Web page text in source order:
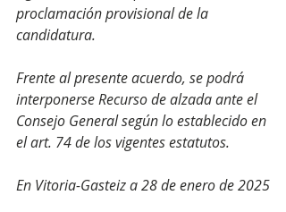
proclamación provisional de la
candidatura.
Frente al presente acuerdo, se podrá
interponerse Recurso de alzada ante el
Consejo General según lo establecido en
el art. 74 de los vigentes estatutos.
En Vitoria-Gasteiz a 28 de enero de 2025